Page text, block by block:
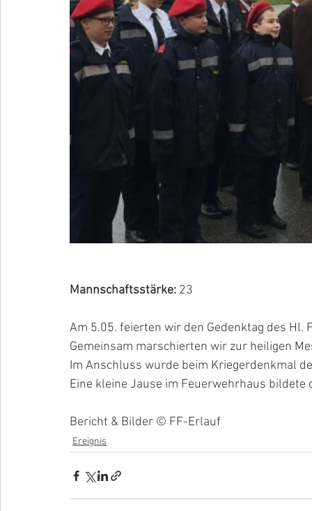
Mannschaftsstärke: 23
Am 5.05. feierten wir den Gedenktag des Hl.
Gemeinsam marschierten wir zur heiligen
Im Anschluss wurde beim Kriegerdenkmal
Eine kleine Jause im Feuerwehrhaus
Bericht & Bilder © FF-Erlauf
Ereignis